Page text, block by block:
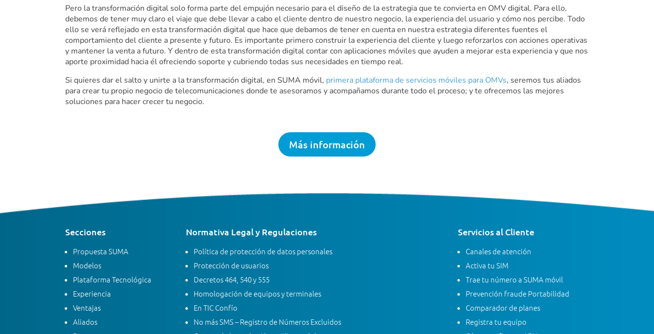
Pero la transformación digital solo forma parte del empujón necesario para el diseño de la estrategia que te convierta en OMV digital. Para ello,
debemos de tener muy claro el viaje que debe llevar a cabo el cliente dentro de nuestro negocio, la experiencia del usuario y cómo nos percibe. Todo
ello se verá reflejado en esta transformación digital que hace que debamos de tener en cuenta en nuestra estrategia diferentes fuentes el
comportamiento del cliente a presente y futuro. Es importante primero construir la experiencia del cliente y luego reforzarlos con acciones operativas
y mantener la venta a futuro. Y dentro de esta transformación digital contar con aplicaciones móviles que ayuden a mejorar esta experiencia y que nos
aporte proximidad hacia él ofreciendo soporte y cubriendo todas sus necesidades en tiempo real.
Si quieres dar el salto y unirte a la transformación digital, en SUMA móvil, primera plataforma de servicios móviles para OMVs, seremos tus aliados
para crear tu propio negocio de telecomunicaciones donde te asesoramos y acompañamos durante todo el proceso; y te ofrecemos las mejores
soluciones para hacer crecer tu negocio.
Más información
Secciones
Propuesta SUMA
Modelos
Plataforma Tecnológica
Experiencia
Ventajas
Aliados
Normativa Legal y Regulaciones
Política de protección de datos personales
Protección de usuarios
Decretos 464, 540 y 555
Homologación de equipos y terminales
En TIC Confío
No más SMS – Registro de Números Excluidos
Servicios al Cliente
Canales de atención
Activa tu SIM
Trae tu número a SUMA móvil
Prevención fraude Portabilidad
Comparador de planes
Registra tu equipo